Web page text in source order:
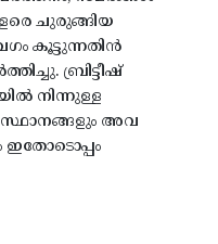
ചുരുങ്ങിയ
കൂട്ടുന്നതിൻ
ബ്രിട്ടീഷ്
നിന്നുള്ള
അവ
ഇതോടൊപ്പം